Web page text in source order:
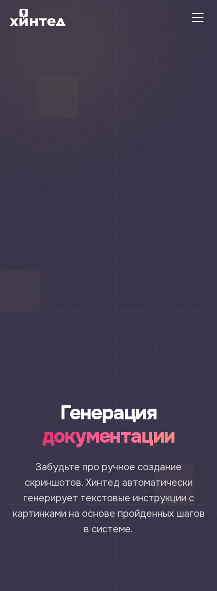
Генерация
документации
Забудьте про ручное создание
скриншотов. Хинтед автоматически
генерирует текстовые инструкции с
картинками на основе пройденных шагов
в системе.